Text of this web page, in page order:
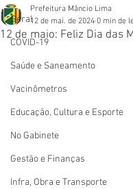
Geral
COVID-19
Saúde e Saneamento
Vacinômetros
Educação, Cultura e Esporte
No Gabinete
Gestão e Finanças
Infra, Obra e Transporte
12 de maio: Feliz Dia das
Prefeitura Mâncio Lima
12 de mai. de 2024 0 min de